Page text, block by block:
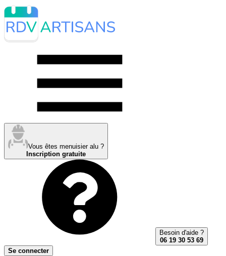
Vous êtes menuisier alu ?
Inscription gratuite
Besoin d'aide ?
06 19 30 53 69
Se connecter